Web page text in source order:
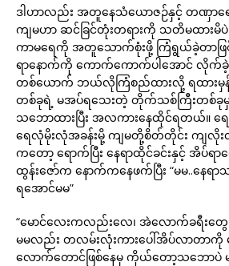
ဒါဟာလည်း အတူနေသံယောဇဉ်နှင့် တဏှာရေ
ကျမဟာ ဆင်ခြင်တုံးတရားကို သတိမထားမိ
ကာမရေကို အတူသောက်စုံးဖို့ ကြံရွယ်ခဲ့တာဖြစ်
ရာနောက်ကို ကောက်ကောက်ပါအောင် လိုက်
တစ်ယောက် ဘယ်လိုကြံစည်ထားလို့ ရထားမှ
တစ်ခုရဲ့ မအပ်ရသေးတဲ့ တိုက်သစ်ကြီးတစ်ခုမှ
သဘောထားပြီး အလကားနေထိုင်ရတယ်။ ရ
ရေလုံမိုးလုံအခန်းမို့ ကျမတို့စိတ်တိုင်း ကျလို
ကတော့ ရောက်ပြီး နေရာထိုင်ခင်းနှင့် အိပ်ရာ
ထွန်းဇော်က နောက်ကနေဖက်ပြီး “မမ..နေရ
ရအောင်မမ”
“မောင်လေးကလည်းလေ၊ အဲလောက်ခရီးတွေ
မမလည်း တလမ်းလုံးကားပေါ်အိပ်လာတာကို မ
လောက်တောင်ဖြစ်နေမှ ကိုယ်တော့သဘောပဲ